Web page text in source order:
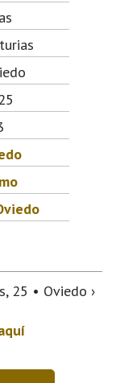
25 • Oviedo ›